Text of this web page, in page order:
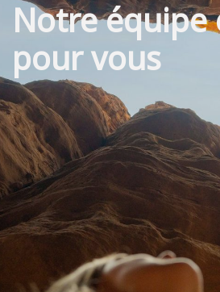
Notre équipe
pour vous